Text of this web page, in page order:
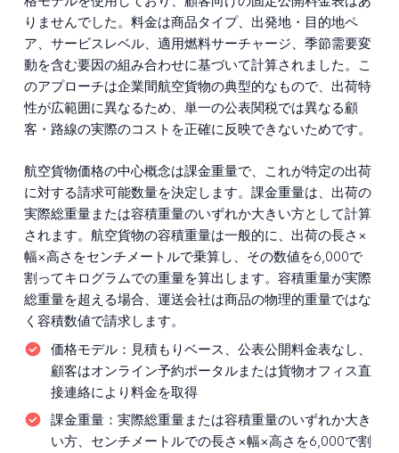
りませんでした。料金は商品タイプ、出発地・目的地ペ
ア、サービスレベル、適用燃料サーチャージ、季節需要変
動を含む要因の組み合わせに基づいて計算されました。こ
のアプローチは企業間航空貨物の典型的なもので、出荷特
性が広範囲に異なるため、単一の公表関税では異なる顧
客・路線の実際のコストを正確に反映できないためです。
航空貨物価格の中心概念は課金重量で、これが特定の出荷
に対する請求可能数量を決定します。課金重量は、出荷の
実際総重量または容積重量のいずれか大きい方として計算
されます。航空貨物の容積重量は一般的に、出荷の長さ×
幅×高さをセンチメートルで乗算し、その数値を6,000で
割ってキログラムでの重量を算出します。容積重量が実際
総重量を超える場合、運送会社は商品の物理的重量ではな
く容積数値で請求します。
価格モデル： 見積もりベース、公表公開料金表なし、
顧客はオンライン予約ポータルまたは貨物オフィス直
接連絡により料金を取得
課金重量： 実際総重量または容積重量のいずれか大き
い方、センチメートルでの長さ×幅×高さを6,000で割